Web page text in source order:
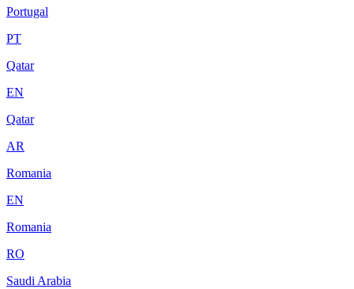
Portugal
PT
Qatar
EN
Qatar
AR
Romania
EN
Romania
RO
Saudi Arabia